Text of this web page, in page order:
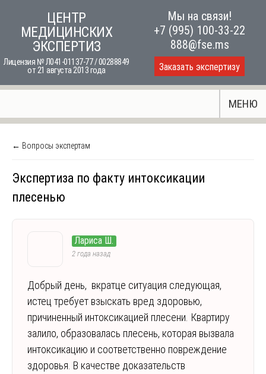
content
ЦЕНТР
МЕДИЦИНСКИХ
ЭКСПЕРТИЗ
Лицензия № Л041-01137-77 / 00288849
от 21 августа 2013 года
Мы на связи!
+7 (995) 100-33-22
888@fse.ms
Заказать экспертизу
МЕНЮ
← Вопросы экспертам
Экспертиза по факту интоксикации
плесенью
Лариса Ш.
2 года назад
Добрый день, вкратце ситуация следующая,
истец требует взыскать вред здоровью,
причиненный интоксикацией плесени. Квартиру
залило, образовалась плесень, которая вызвала
интоксикацию и соответственно повреждение
здоровья. В качестве доказательств